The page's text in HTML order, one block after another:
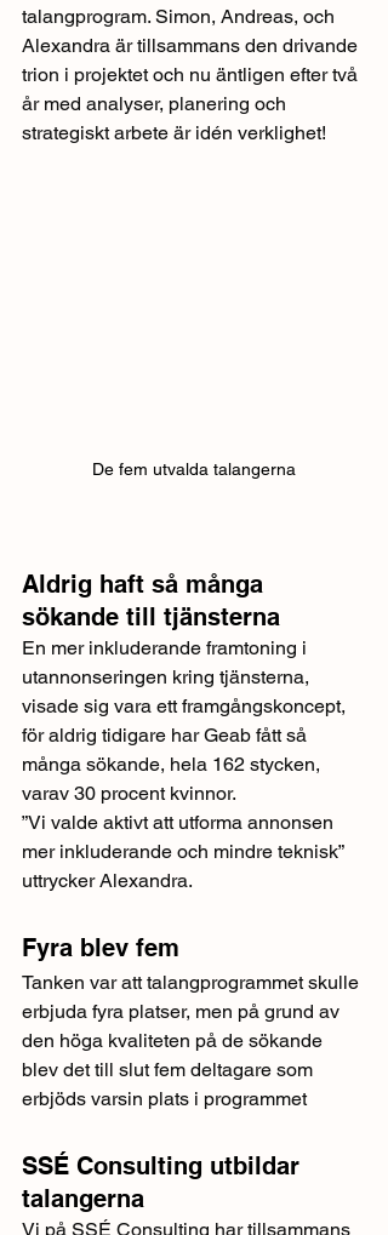
talangprogram. Simon, Andreas, och
Alexandra är tillsammans den drivande
trion i projektet och nu äntligen efter två
år med analyser, planering och
strategiskt arbete är idén verklighet!
De fem utvalda talangerna
Aldrig haft så många
sökande till tjänsterna
En mer inkluderande framtoning i
utannonseringen kring tjänsterna,
visade sig vara ett framgångskoncept,
för aldrig tidigare har Geab fått så
många sökande, hela 162 stycken,
varav 30 procent kvinnor.
”Vi valde aktivt att utforma annonsen
mer inkluderande och mindre teknisk”
uttrycker Alexandra.
Fyra blev fem
Tanken var att talangprogrammet skulle
erbjuda fyra platser, men på grund av
den höga kvaliteten på de sökande
blev det till slut fem deltagare som
erbjöds varsin plats i programmet
SSÉ Consulting utbildar
talangerna
Vi på SSÉ Consulting har tillsammans